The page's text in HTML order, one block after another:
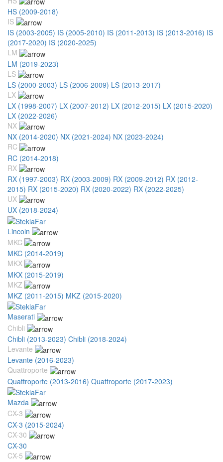
HS (2009-2018)
IS
IS (2003-2005) IS (2005-2010) IS (2011-2013) IS (2013-2016) IS
(2017-2020) IS (2020-2025)
LM
LM (2019-2023)
LS
LS (2000-2003) LS (2006-2009) LS (2013-2017)
LX
LX (1998-2007) LX (2007-2012) LX (2012-2015) LX (2015-2020)
LX (2022-2026)
NX
NX (2014-2020) NX (2021-2024) NX (2023-2024)
RC
RC (2014-2018)
RX
RX (1997-2003) RX (2003-2009) RX (2009-2012) RX (2012-
2015) RX (2015-2020) RX (2020-2022) RX (2022-2025)
UX
UX (2018-2024)
Lincoln
MKC
MKC (2014-2019)
MKX
MKX (2015-2019)
MKZ
MKZ (2011-2015) MKZ (2015-2020)
Maserati
Chibli
Chibli (2013-2023) Chibli (2018-2024)
Levante
Levante (2016-2023)
Quattroporte
Quattroporte (2013-2016) Quattroporte (2017-2023)
Mazda
CX-3
CX-3 (2015-2024)
CX-30
CX-30
CX-5